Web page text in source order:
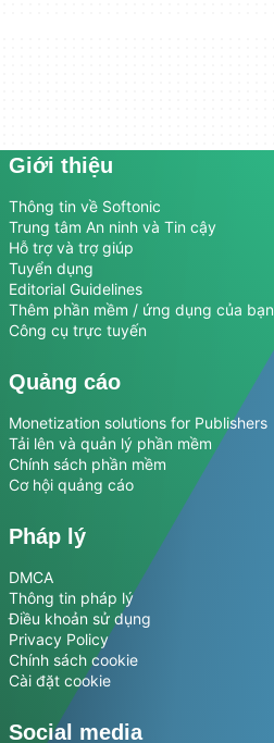
Giới thiệu
Thông tin về Softonic
Trung tâm An ninh và Tin cậy
Hỗ trợ và trợ giúp
Tuyển dụng
Editorial Guidelines
Thêm phần mềm / ứng dụng của bạn
Công cụ trực tuyến
Quảng cáo
Monetization solutions for Publishers
Tải lên và quản lý phần mềm
Chính sách phần mềm
Cơ hội quảng cáo
Pháp lý
DMCA
Thông tin pháp lý
Điều khoản sử dụng
Privacy Policy
Chính sách cookie
Cài đặt cookie
Social media